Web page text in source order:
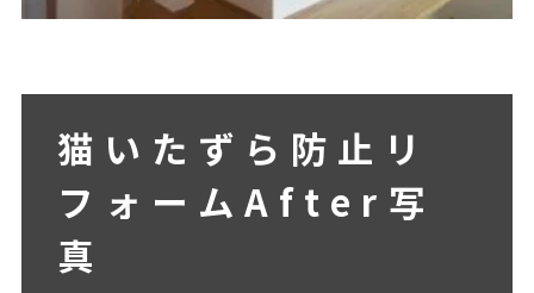
猫いたずら防止リ
フォームAfter写
真